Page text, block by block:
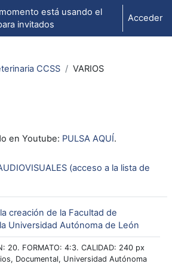
está usando el
invitados
Acceder
CCSS VARIOS
en Youtube: PULSA AQUÍ.
(acceso a la lista de
creación de la Facultad de
Universidad Autónoma de León
20. FORMATO: 4:3. CALIDAD: 240 px
Documental, Universidad Autónoma